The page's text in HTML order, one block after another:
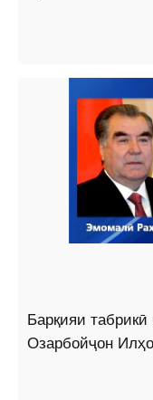
Барқияи
Озарбойҷон